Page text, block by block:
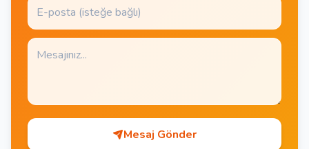
Mesaj Gönder